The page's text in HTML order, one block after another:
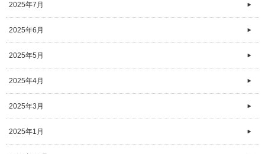
2025年7月
2025年6月
2025年5月
2025年4月
2025年3月
2025年1月